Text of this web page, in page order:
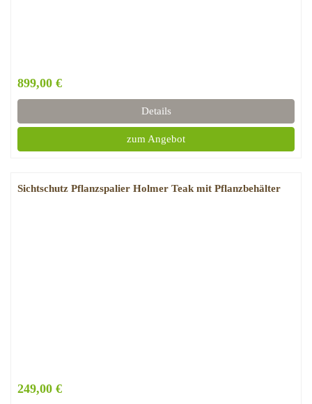
899,00 €
Details
zum Angebot
Sichtschutz Pflanzspalier Holmer Teak mit Pflanzbehälter
249,00 €